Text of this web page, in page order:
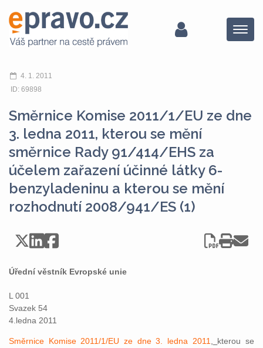
Menu
4. 1. 2011
ID: 69898
Směrnice Komise 2011/1/EU ze dne
3. ledna 2011, kterou se mění
směrnice Rady 91/414/EHS za
účelem zařazení účinné látky 6-
benzyladeninu a kterou se mění
rozhodnutí 2008/941/ES (1)
Úřední věstník Evropské unie
L 001
Svazek 54
4.ledna 2011
Směrnice Komise 2011/1/EU ze dne 3. ledna 2011
kterou se